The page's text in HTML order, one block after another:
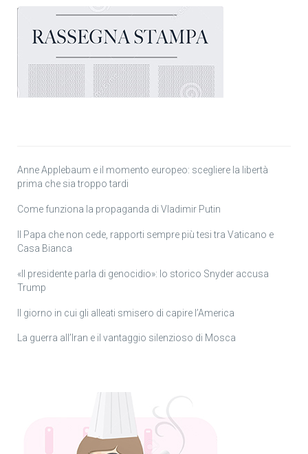
Anne Applebaum e il momento europeo: scegliere la libertà
prima che sia troppo tardi
Come funziona la propaganda di Vladimir Putin
Il Papa che non cede, rapporti sempre più tesi tra Vaticano e
Casa Bianca
«Il presidente parla di genocidio»: lo storico Snyder accusa
Trump
Il giorno in cui gli alleati smisero di capire l’America
La guerra all’Iran e il vantaggio silenzioso di Mosca